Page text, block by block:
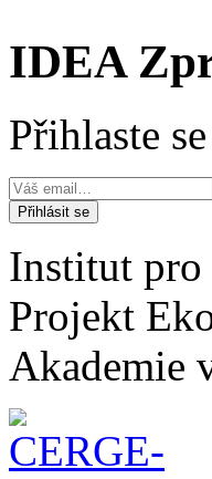
IDEA
Přihlaste
Institut pro
Projekt
Akademie